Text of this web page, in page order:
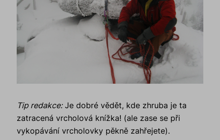
Tip redakce:Je dobré vědět, kde zhruba je ta
zatracená vrcholová knížka! (ale zase se při
vykopávání vrcholovky pěkně zahřejete).